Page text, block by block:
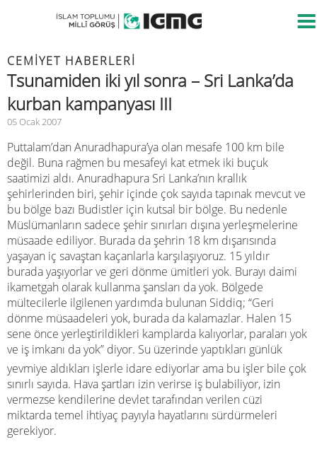
CEMIYET HABERLERI
Tsunamiden iki yıl sonra – Sri Lanka’da
kurban kampanyası III
05 Ocak 2007
Puttalam’dan Anuradhapura’ya olan mesafe 100 km bile
değil. Buna rağmen bu mesafeyi kat etmek iki buçuk
saatimizi aldı. Anuradhapura Sri Lanka’nın krallık
şehirlerinden biri, şehir içinde çok sayıda tapınak mevcut ve
bu bölge bazı Budistler için kutsal bir bölge. Bu nedenle
Müslümanların sadece şehir sınırları dışına yerleşmelerine
müsaade ediliyor. Burada da şehrin 18 km dışarısında
yaşayan iç savaştan kaçanlarla karşılaşıyoruz. 15 yıldır
burada yaşıyorlar ve geri dönme ümitleri yok. Burayı daimi
ikametgah olarak kullanma şansları da yok. Bölgede
mültecilerle ilgilenen yardımda bulunan Siddiq; “Geri
dönme müsaadeleri yok, burada da kalamazlar. Halen 15
sene önce yerleştirildikleri kamplarda kalıyorlar, paraları yok
ve iş imkanı da yok” diyor. Su üzerinde yaptıkları günlük
yevmiye aldıkları işlerle idare ediyorlar ama bu işler bile çok
sınırlı sayıda. Hava şartları izin verirse iş bulabiliyor, izin
vermezse kendilerine devlet tarafından verilen cüzi
miktarda temel ihtiyaç payıyla hayatlarını sürdürmeleri
gerekiyor.